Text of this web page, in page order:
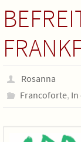
Rosanna
Francoforte, In